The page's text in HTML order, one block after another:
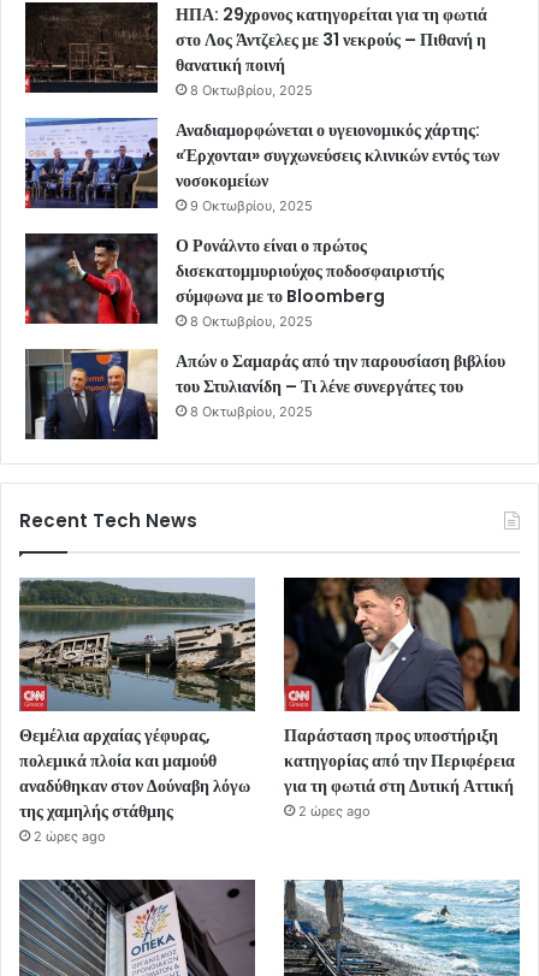
ΗΠΑ: 29χρονος κατηγορείται για τη φωτιά
στο Λος Άντζελες με 31 νεκρούς – Πιθανή η
θανατική ποινή
8 Οκτωβρίου, 2025
Αναδιαμορφώνεται ο υγειονομικός χάρτης:
«Έρχονται» συγχωνεύσεις κλινικών εντός των
νοσοκομείων
9 Οκτωβρίου, 2025
Ο Ρονάλντο είναι ο πρώτος
δισεκατομμυριούχος ποδοσφαιριστής
σύμφωνα με το Bloomberg
8 Οκτωβρίου, 2025
Απών ο Σαμαράς από την παρουσίαση βιβλίου
του Στυλιανίδη – Τι λένε συνεργάτες του
8 Οκτωβρίου, 2025
Recent Tech News
Θεμέλια αρχαίας γέφυρας,
πολεμικά πλοία και μαμούθ
αναδύθηκαν στον Δούναβη λόγω
της χαμηλής στάθμης
2 ώρες ago
Παράσταση προς υποστήριξη
κατηγορίας από την Περιφέρεια
για τη φωτιά στη Δυτική Αττική
2 ώρες ago